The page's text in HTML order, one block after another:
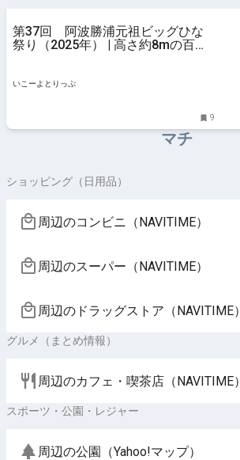
第37回 阿波勝浦元祖ビッグひな
祭り（2025年） | 高さ約8mの百段
| いこーよとりっぷ
いこーよとりっぷ
9
マチ
ショッピング（日用品）
周辺のコンビニ（NAVITIME）
周辺のスーパー（NAVITIME）
周辺のドラッグストア（NAVITIME）
グルメ（まとめ情報）
周辺のカフェ・喫茶店（NAVITIME）
スポーツ・公園・レジャー
周辺の公園（Yahoo!マップ）